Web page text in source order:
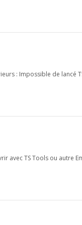
: Impossible de lancé
TS Tools ou autre